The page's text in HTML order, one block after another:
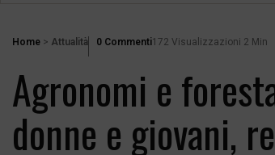
Home > Attualità 172 Visualizzazioni 2 Min
0 Commenti
Agronomi e
donne e giovani,